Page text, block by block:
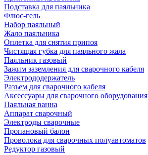
Подставка для паяльника
Флюс-гель
Набор паяльный
Жало паяльника
Оплетка для снятия припоя
Чистящая губка для паяльного жала
Паяльник газовый
Зажим заземления для сварочного кабеля
Электрододержатель
Разъем для сварочного кабеля
Аксессуары для сварочного оборудования
Паяльная ванна
Аппарат сварочный
Электроды сварочные
Пропановый балон
Проволока для сварочных полуавтоматов
Редуктор газовый